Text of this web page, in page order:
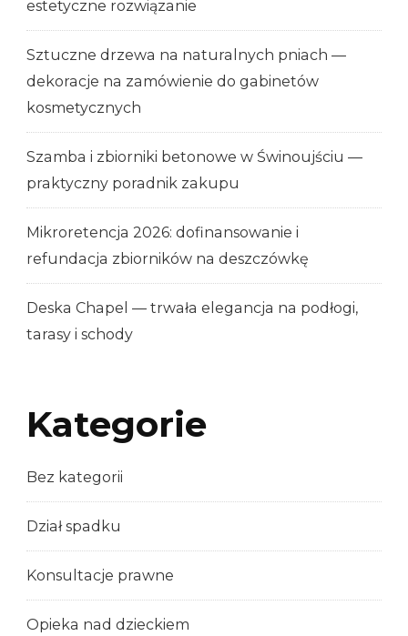
estetyczne rozwiązanie
Sztuczne drzewa na naturalnych pniach —
dekoracje na zamówienie do gabinetów
kosmetycznych
Szamba i zbiorniki betonowe w Świnoujściu —
praktyczny poradnik zakupu
Mikroretencja 2026: dofinansowanie i
refundacja zbiorników na deszczówkę
Deska Chapel — trwała elegancja na podłogi,
tarasy i schody
Kategorie
Bez kategorii
Dział spadku
Konsultacje prawne
Opieka nad dzieckiem